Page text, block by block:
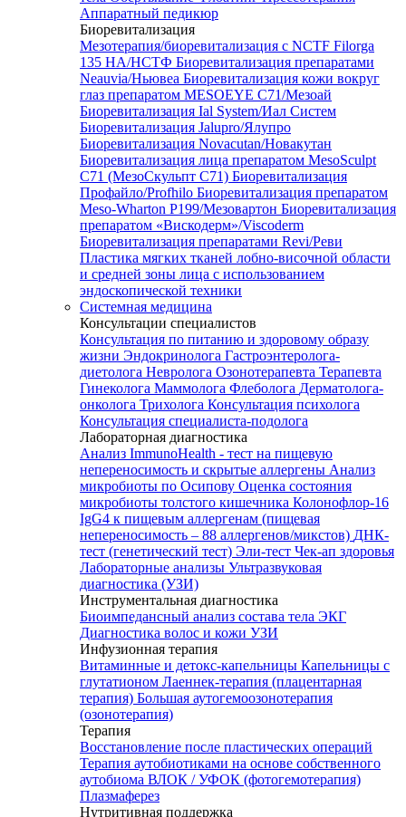
Аппаратный педикюр
Биоревитализация
Мезотерапия/биоревитализация с NCTF Filorga
135 HA/НСТФ Биоревитализация препаратами
Neauvia/Ньювеа Биоревитализация кожи вокруг
глаз препаратом MESOEYE C71/Мезоай
Биоревитализация Ial System/Иал Систем
Биоревитализация Jalupro/Ялупро
Биоревитализация Novacutan/Новакутан
Биоревитализация лица препаратом MesoSculpt
C71 (МезоСкульпт С71) Биоревитализация
Профайло/Profhilo Биоревитализация препаратом
Meso-Wharton P199/Мезовартон Биоревитализация
препаратом «Вискодерм»/Viscoderm
Биоревитализация препаратами Revi/Реви
Пластика мягких тканей лобно-височной области
и средней зоны лица с использованием
эндоскопической техники
Системная медицина
Консультации специалистов
Консультация по питанию и здоровому образу
жизни Эндокринолога Гастроэнтеролога-
диетолога Невролога Озонотерапевта Терапевта
Гинеколога Маммолога Флеболога Дерматолога-
онколога Трихолога Консультация психолога
Консультация специалиста-подолога
Лабораторная диагностика
Анализ ImmunoHealth - тест на пищевую
непереносимость и скрытые аллергены Анализ
микробиоты по Осипову Оценка состояния
микробиоты толстого кишечника Колонофлор-16
IgG4 к пищевым аллергенам (пищевая
непереносимость – 88 аллергенов/микстов) ДНК-
тест (генетический тест) Эли-тест Чек-ап здоровья
Лабораторные анализы Ультразвуковая
диагностика (УЗИ)
Инструментальная диагностика
Биоимпедансный анализ состава тела ЭКГ
Диагностика волос и кожи УЗИ
Инфузионная терапия
Витаминные и детокс-капельницы Капельницы с
глутатионом Лаеннек-терапия (плацентарная
терапия) Большая аутогемоозонотерапия
(озонотерапия)
Терапия
Восстановление после пластических операций
Терапия аутобиотиками на основе собственного
аутобиома ВЛОК / УФОК (фотогемотерапия)
Плазмаферез
Нутритивная поддержка